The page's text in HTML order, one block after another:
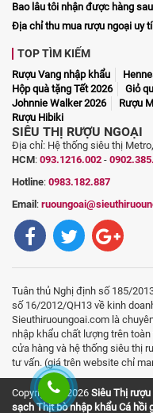
Bao lâu tôi nhận được hàng
Địa chỉ thu mua rượu ngoại uy
TOP TÌM KIẾM
Rượu Vang nhập khẩu
Hộp quà tặng Tết 2026
Giỏ
Johnnie Walker 2026
Rượu
Rượu Hibiki
SIÊU THỊ RƯỢU NGOẠI
Địa chỉ: Hệ thống siêu thị
HCM: 093.1216.002 -
Hotline: 0983.182.887
Email :
Tuân thủ Nghị định số 185/
số 16/2012/QH13 về kinh
Sieuthiruoungoai.com là
nhập khẩu chất lượng trên
cửa hàng và hệ thống siêu thị
tư vấn. (giá trên website chỉ
Copyright © 2026 Siêu Thị rượu
sạch Thịt bò nhập khẩu Cá hồi